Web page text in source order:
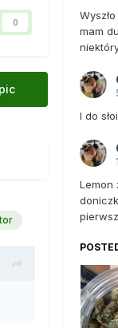
0
mam
I do
Lemon